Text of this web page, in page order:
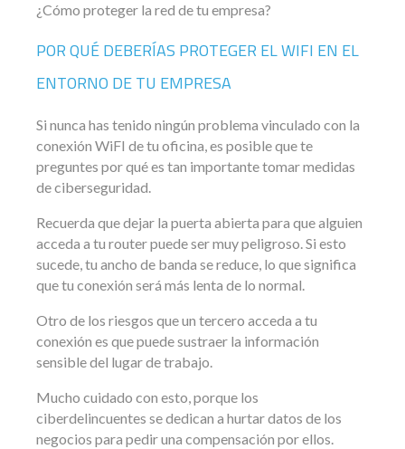
¿Cómo proteger la red de tu empresa?
POR QUÉ DEBERÍAS PROTEGER EL WIFI EN EL
ENTORNO DE TU EMPRESA
Si nunca has tenido ningún problema vinculado con la
conexión WiFI de tu oficina, es posible que te
preguntes por qué es tan importante tomar medidas
de ciberseguridad.
Recuerda que dejar la puerta abierta para que alguien
acceda a tu router puede ser muy peligroso. Si esto
sucede, tu ancho de banda se reduce, lo que significa
que tu conexión será más lenta de lo normal.
Otro de los riesgos que un tercero acceda a tu
conexión es que puede sustraer la información
sensible del lugar de trabajo.
Mucho cuidado con esto, porque los
ciberdelincuentes se dedican a hurtar datos de los
negocios para pedir una compensación por ellos.